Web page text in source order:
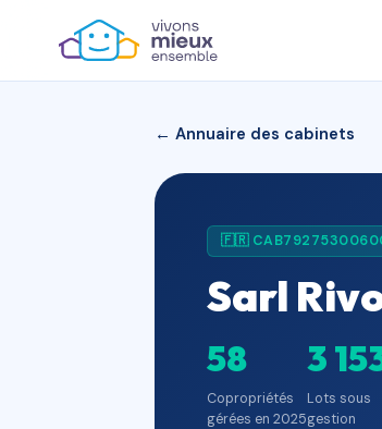
← Annuaire des cabinets
🇫🇷
Sarl
58
Copropriétés
gérées en 2025
3
Lots sous
gestion